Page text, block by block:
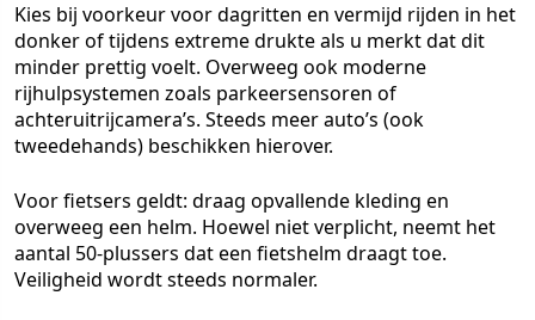
Kies bij voorkeur voor dagritten en vermijd rijden in het
donker of tijdens extreme drukte als u merkt dat dit
minder prettig voelt. Overweeg ook moderne
rijhulpsystemen zoals parkeersensoren of
achteruitrijcamera’s. Steeds meer auto’s (ook
tweedehands) beschikken hierover.
Voor fietsers geldt: draag opvallende kleding en
overweeg een helm. Hoewel niet verplicht, neemt het
aantal 50-plussers dat een fietshelm draagt toe.
Veiligheid wordt steeds normaler.